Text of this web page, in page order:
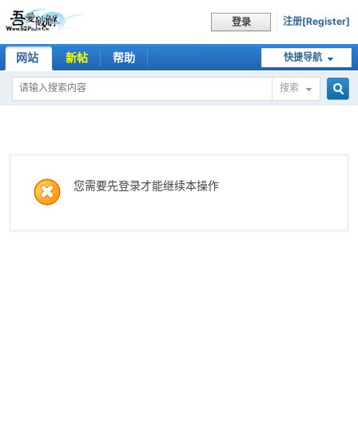
登录 注册[Register]
快捷导航
网站 新帖 帮助
搜索
您需要先登录才能继续本操作